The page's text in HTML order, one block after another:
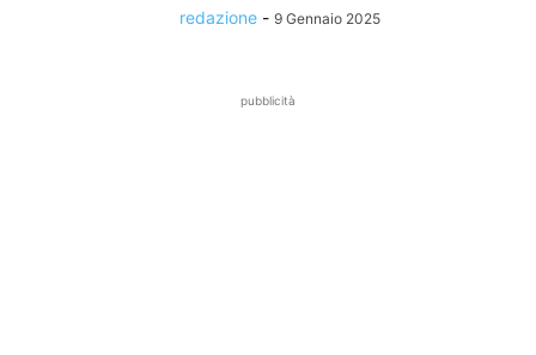
redazione - 9 Gennaio 2025
pubblicità